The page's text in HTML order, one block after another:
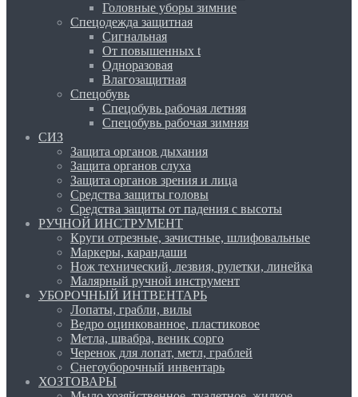
Головные уборы зимние
Спецодежда защитная
Сигнальная
От повышенных t
Одноразовая
Влагозащитная
Спецобувь
Спецобувь рабочая летняя
Спецобувь рабочая зимняя
СИЗ
Защита органов дыхания
Защита органов слуха
Защита органов зрения и лица
Средства защиты головы
Средства защиты от падения с высоты
РУЧНОЙ ИНСТРУМЕНТ
Круги отрезные, зачистные, шлифовальные
Маркеры, карандаши
Нож технический, лезвия, рулетки, линейка
Малярный ручной инструмент
УБОРОЧНЫЙ ИНТВЕНТАРЬ
Лопаты, грабли, вилы
Ведро оцинкованное, пластиковое
Метла, швабра, веник сорго
Черенок для лопат, метл, граблей
Снегоуборочный инвентарь
ХОЗТОВАРЫ